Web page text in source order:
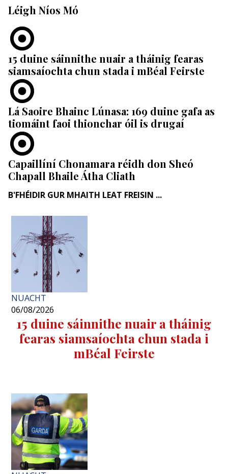
Léigh Níos Mó
15 duine sáinnithe nuair a tháinig fearas
siamsaíochta chun stada i mBéal Feirste
Lá Saoire Bhainc Lúnasa: 169 duine gafa as
tiomáint faoi thionchar óil is drugaí
Capaillíní Chonamara réidh don Sheó
Chapall Bhaile Átha Cliath
B'FHÉIDIR GUR MHAITH LEAT FREISIN ...
NUACHT
06/08/2026
15 duine sáinnithe nuair a tháinig
fearas siamsaíochta chun stada i
mBéal Feirste